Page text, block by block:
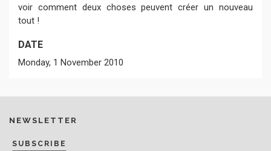
voir comment deux choses peuvent créer un nouveau
tout !
DATE
Monday, 1 November 2010
NEWSLETTER
SUBSCRIBE